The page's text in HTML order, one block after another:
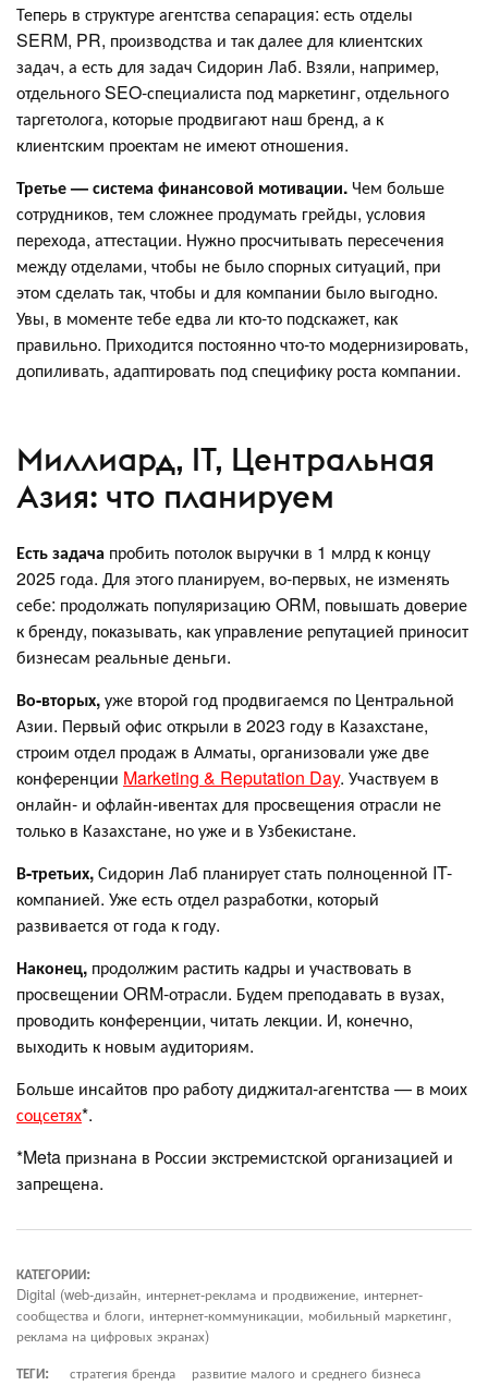
Теперь в структуре агентства сепарация: есть отделы
SERM, PR, производства и так далее для клиентских
задач, а есть для задач Сидорин Лаб. Взяли, например,
отдельного SEO-специалиста под маркетинг, отдельного
таргетолога, которые продвигают наш бренд, а к
клиентским проектам не имеют отношения.
Третье — система финансовой мотивации.Чем больше
сотрудников, тем сложнее продумать грейды, условия
перехода, аттестации. Нужно просчитывать пересечения
между отделами, чтобы не было спорных ситуаций, при
этом сделать так, чтобы и для компании было выгодно.
Увы, в моменте тебе едва ли кто-то подскажет, как
правильно. Приходится постоянно что-то модернизировать,
допиливать, адаптировать под специфику роста компании.
Миллиард, IT, Центральная
Азия: что планируем
Есть задача пробить потолок выручки в 1 млрд к концу
2025 года. Для этого планируем, во-первых, не изменять
себе: продолжать популяризацию ORM, повышать доверие
к бренду, показывать, как управление репутацией приносит
бизнесам реальные деньги.
Во-вторых,уже второй год продвигаемся по Центральной
Азии. Первый офис открыли в 2023 году в Казахстане,
строим отдел продаж в Алматы, организовали уже две
конференции Marketing & Reputation Day. Участвуем в
онлайн- и офлайн-ивентах для просвещения отрасли не
только в Казахстане, но уже и в Узбекистане.
В-третьих,Сидорин Лаб планирует стать полноценной IT-
компанией. Уже есть отдел разработки, который
развивается от года к году.
Наконец, продолжим растить кадры и участвовать в
просвещении ORM-отрасли. Будем преподавать в вузах,
проводить конференции, читать лекции. И, конечно,
выходить к новым аудиториям.
Больше инсайтов про работу диджитал-агентства — в моих
соцсетях*.
*Meta признана в России экстремистской организацией и
запрещена.
КАТЕГОРИИ:
Digital (web-дизайн, интернет-реклама и продвижение, интернет-
сообщества и блоги, интернет-коммуникации, мобильный маркетинг,
реклама на цифровых экранах)
ТЕГИ:
стратегия бренда развитие малого и среднего бизнеса